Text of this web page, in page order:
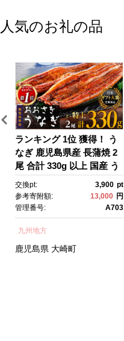
人気のお礼の品
ランキング 1位 獲得！ う
なぎ 鹿児島県産 長蒲焼 2
尾 合計 330g 以上 国産 う
なぎ 鰻 ウナギ 蒲焼き 蒲
焼 かばやき 魚 魚介 魚
貝 海鮮 うな重 ひつまぶ
気 おすすめ 鹿児島県 大崎
町 大隅半島 A703
交換pt: 3,900 pt
参考寄附額:
13,000 円
管理番号:
A703
九州地方
鹿児島県 大崎町